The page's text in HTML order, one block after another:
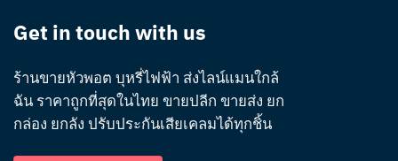
Get in touch with us
ร้านขายหัวพอต บุหรี่ไฟฟ้า ส่งไลน์แมนใกล้
ฉัน ราคาถูกที่สุดในไทย ขายปลีก ขายส่ง ยก
กล่อง ยกลัง ปรับประกันเสียเคลมได้ทุกชิ้น